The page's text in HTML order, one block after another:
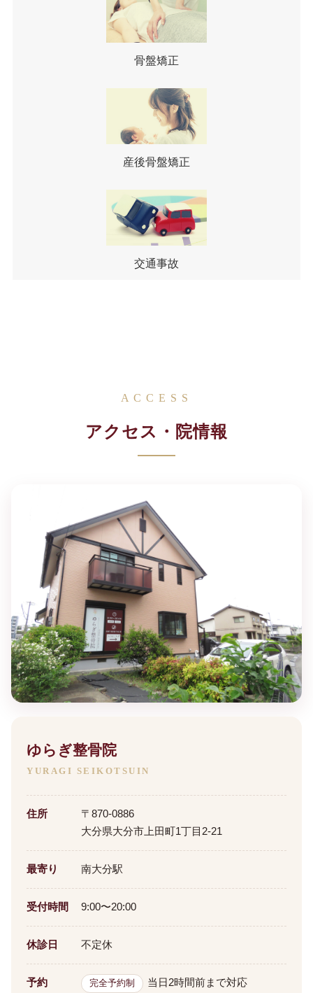
骨盤矯正
産後骨盤矯正
交通事故
ACCESS
アクセス・院情報
ゆらぎ整骨院
YURAGI SEIKOTSUIN
住所
〒870-0886
大分県大分市上田町1丁目2-21
最寄り 南大分駅
受付時間 9:00〜20:00
休診日 不定休
予約 完全予約制 当日2時間前まで対応